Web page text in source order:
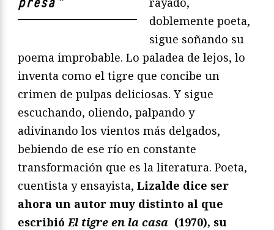
doblemente poeta,
sigue soñando su
poema improbable. Lo paladea de lejos, lo
inventa como el tigre que concibe un
crimen de pulpas deliciosas. Y sigue
escuchando, oliendo, palpando y
adivinando los vientos más delgados,
bebiendo de ese río en constante
transformación que es la literatura. Poeta,
cuentista y ensayista, Lizalde dice ser
ahora un autor muy distinto al que
escribió El tigre en la casa (1970), su